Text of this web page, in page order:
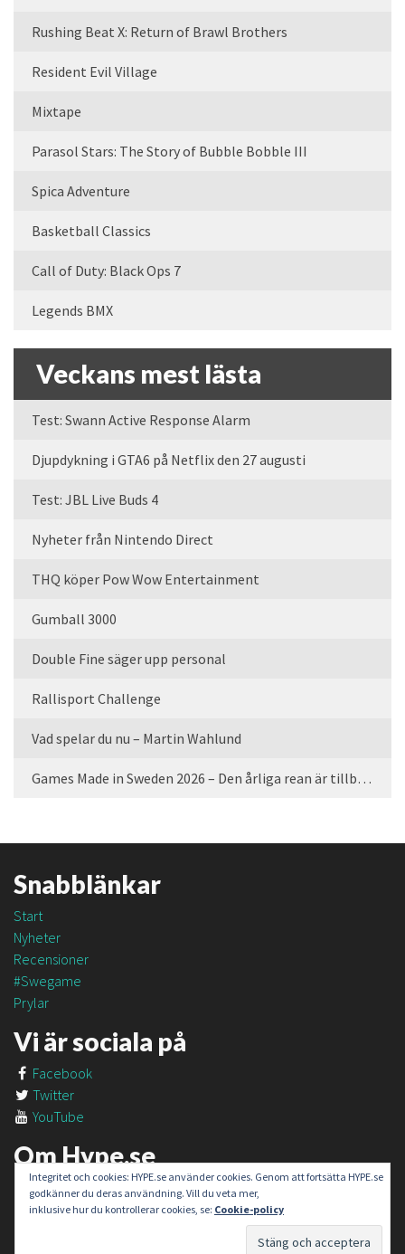
Rushing Beat X: Return of Brawl Brothers
Resident Evil Village
Mixtape
Parasol Stars: The Story of Bubble Bobble III
Spica Adventure
Basketball Classics
Call of Duty: Black Ops 7
Legends BMX
Veckans mest lästa
Test: Swann Active Response Alarm
Djupdykning i GTA6 på Netflix den 27 augusti
Test: JBL Live Buds 4
Nyheter från Nintendo Direct
THQ köper Pow Wow Entertainment
Gumball 3000
Double Fine säger upp personal
Rallisport Challenge
Vad spelar du nu – Martin Wahlund
Games Made in Sweden 2026 – Den årliga rean är tillbaka
Snabblänkar
Start
Nyheter
Recensioner
#Swegame
Prylar
Vi är sociala på
Facebook
Twitter
YouTube
Om Hype.se
Om oss
Om #SweGame
Integritet och cookies: HYPE.se använder cookies. Genom att fortsätta HYPE.se
godkänner du deras användning. Vill du veta mer,
inklusive hur du kontrollerar cookies, se: Cookie-policy